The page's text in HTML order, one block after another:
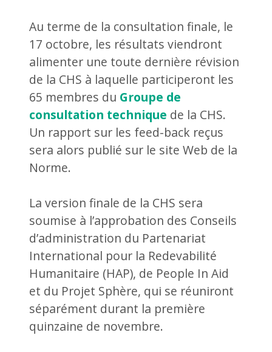
Au terme de la consultation finale, le
17 octobre, les résultats viendront
alimenter une toute dernière révision
de la CHS à laquelle participeront les
65 membres du Groupe de
consultation technique de la CHS.
Un rapport sur les feed-back reçus
sera alors publié sur le site Web de la
Norme.
La version finale de la CHS sera
soumise à l’approbation des Conseils
d’administration du Partenariat
International pour la Redevabilité
Humanitaire (HAP), de People In Aid
et du Projet Sphère, qui se réuniront
séparément durant la première
quinzaine de novembre.